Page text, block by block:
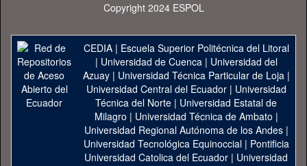
Copyright 2024 ESPOL
CEDIA| Escuela Superior Politécnica del Litoral
| Universidad de Cuenca| Universidad del
Azuay| Universidad Técnica Particular de Loja|
Universidad Central del Ecuador| Universidad
Técnica del Norte | Universidad Estatal de
Milagro | Universidad Técnica de Ambato |
Universidad Regional Autónoma de los Andes|
Universidad Tecnológica Equinoccial| Pontificia
Universidad Catolica del Ecuador | Universidad